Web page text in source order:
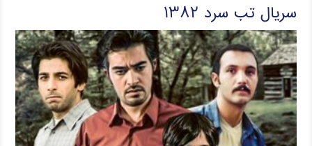
سریال تب سرد ۱۳۸۲